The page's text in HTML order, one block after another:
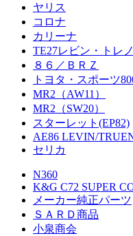
ヤリス
コロナ
カリーナ
TE27レビン・トレノ
８６／ＢＲＺ
トヨタ・スポーツ
MR2（AW11）
MR2（SW20）
スターレット(EP82)
AE86 LEVIN/
セリカ
N360
K&G C72 SUPER
メーカー純正パーツ
ＳＡＲＤ商品
小泉商会